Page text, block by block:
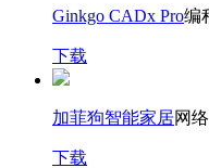
Ginkgo CADx Pro编
下载
加菲狗智能家居网
下载